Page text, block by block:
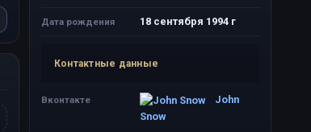
Дата рождения 18 сентября 1994 г
Контактные данные
Вконтакте
John
Snow